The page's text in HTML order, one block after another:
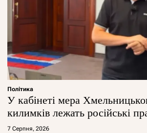
Політика
У кабінеті мера
килимків лежать російські
7 Серпня, 2026